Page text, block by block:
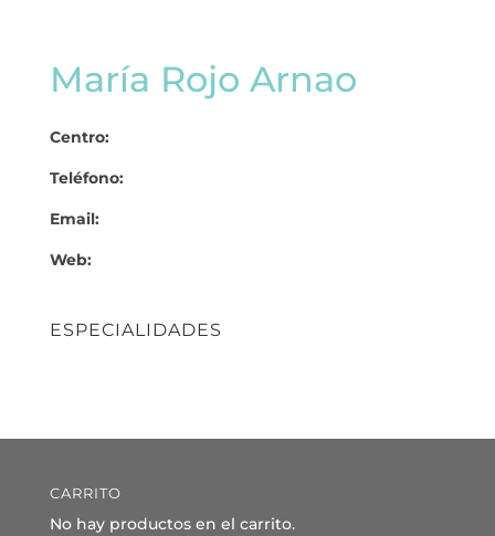
María Rojo Arnao
Centro:
Teléfono:
Email:
Web:
ESPECIALIDADES
CARRITO
No hay productos en el carrito.